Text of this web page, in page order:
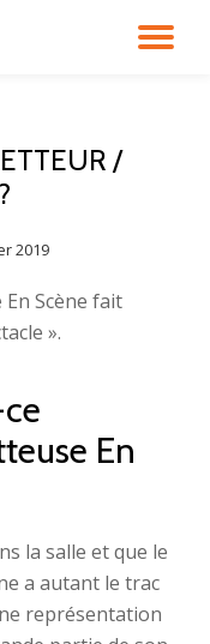
/
2019
Scène fait
».
En
la salle et que le
a autant le trac
représentation